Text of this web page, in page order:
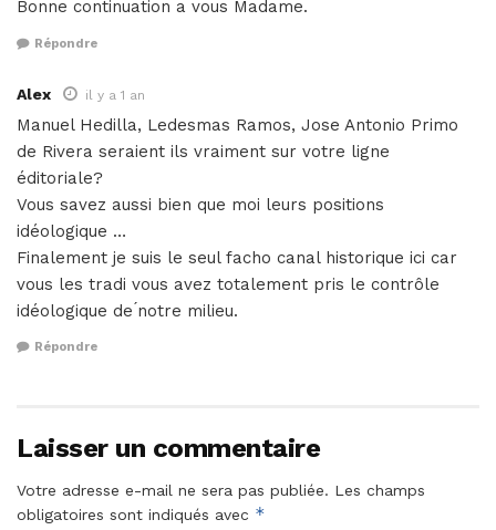
Bonne continuation a vous Madame.
Répondre
Alex il y a 1 an
Manuel Hedilla, Ledesmas Ramos, Jose Antonio Primo
de Rivera seraient ils vraiment sur votre ligne
éditoriale?
Vous savez aussi bien que moi leurs positions
idéologique …
Finalement je suis le seul facho canal historique ici car
vous les tradi vous avez totalement pris le contrôle
idéologique de ́notre milieu.
Répondre
Laisser un commentaire
Votre adresse e-mail ne sera pas publiée. Les champs
obligatoires sont indiqués avec *